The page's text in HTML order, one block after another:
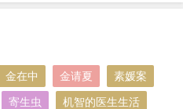
金在中 金请夏 素媛案
寄生虫 机智的医生生活